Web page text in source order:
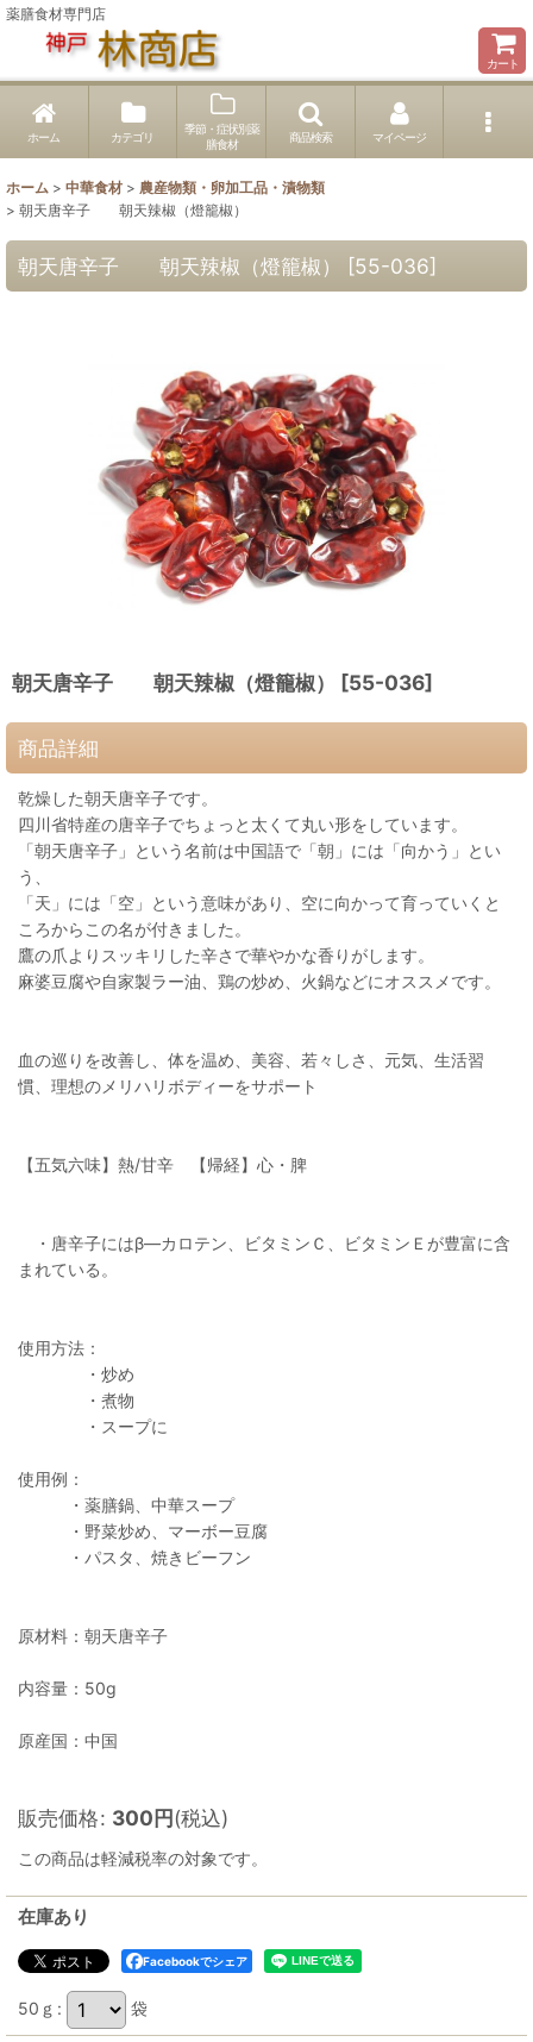
薬膳食材専門店
カート
ホーム カテゴリ
季節・症状別薬
膳食材
商品検索 マイページ
ホーム > 中華食材 > 農産物類・卵加工品・漬物類
> 朝天唐辛子 朝天辣椒（燈籠椒）
朝天唐辛子 朝天辣椒（燈籠椒） [55-036]
朝天唐辛子 朝天辣椒（燈籠椒） [55-036]
商品詳細
乾燥した朝天唐辛子です。
四川省特産の唐辛子でちょっと太くて丸い形をしています。
「朝天唐辛子」という名前は中国語で「朝」には「向かう」とい
う、
「天」には「空」という意味があり、空に向かって育っていくと
ころからこの名が付きました。
鷹の爪よりスッキリした辛さで華やかな香りがします。
麻婆豆腐や自家製ラー油、鶏の炒め、火鍋などにオススメです。
血の巡りを改善し、体を温め、美容、若々しさ、元気、生活習
慣、理想のメリハリボディーをサポート
【五気六味】熱/甘辛 【帰経】心・脾
・唐辛子にはβ―カロテン、ビタミンＣ、ビタミンＥが豊富に含
まれている。
使用方法：
・炒め
・煮物
・スープに
使用例：
・薬膳鍋、中華スープ
・野菜炒め、マーボー豆腐
・パスタ、焼きビーフン
原材料：朝天唐辛子
内容量：50g
原産国：中国
販売価格: 300円(税込)
この商品は軽減税率の対象です。
在庫あり
Facebookでシェア
50ｇ : 袋